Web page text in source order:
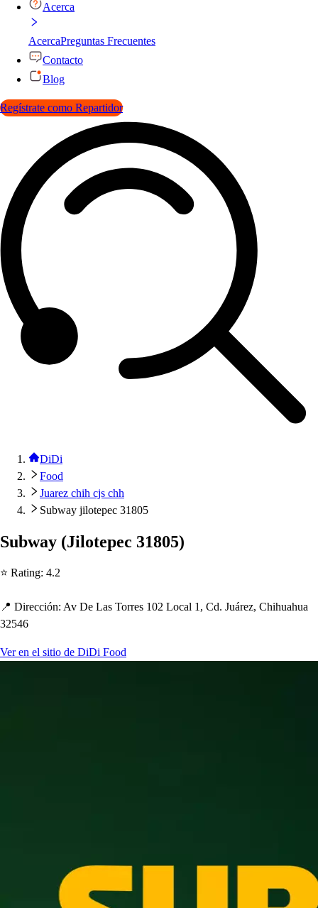
Acerca
AcercaPreguntas Frecuentes
Contacto
Blog
Regístrate como Repartidor
DiDi
Food
Juarez chih cjs chh
Subway jilotepec 31805
Subway (Jilotepec 31805)
⭐ Rating: 4.2
📍 Dirección: Av De Las Torres 102 Local 1, Cd. Juárez, Chihuahua
32546
Ver en el sitio de DiDi Food